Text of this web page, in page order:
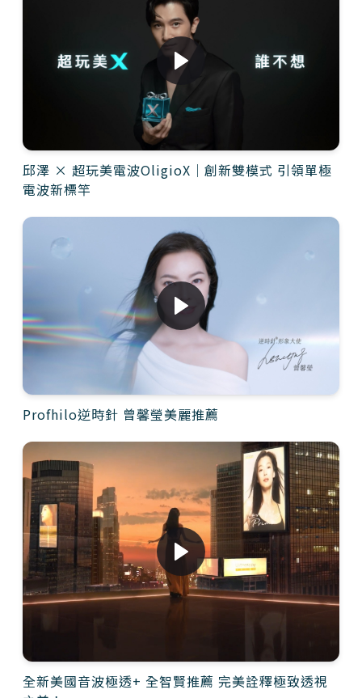
邱澤 × 超玩美電波OligioX｜創新雙模式 引領單極
電波新標竿
Profhilo逆時針 曾馨瑩美麗推薦
全新美國音波極透+ 全智賢推薦 完美詮釋極致透視